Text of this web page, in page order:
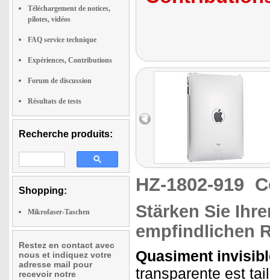
Téléchargement de notices,
pilotes, vidéos
FAQ service technique
Expériences, Contributions
Forum de discussion
Résultats de tests
Recherche produits:
Shopping:
Mikrofaser-Taschen
Restez en contact avec
nous et indiquez votre
adresse mail pour
recevoir notre
HZ-1802-919
Stärken Sie
empfindlichen
Quasiment
transparente est